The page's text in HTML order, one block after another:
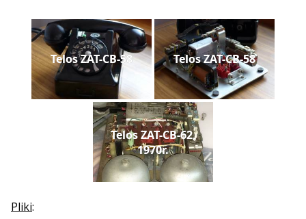
Telos ZAT-CB-58 Telos ZAT-CB-58
Telos ZAT-CB-62,
1970r.
Pliki: